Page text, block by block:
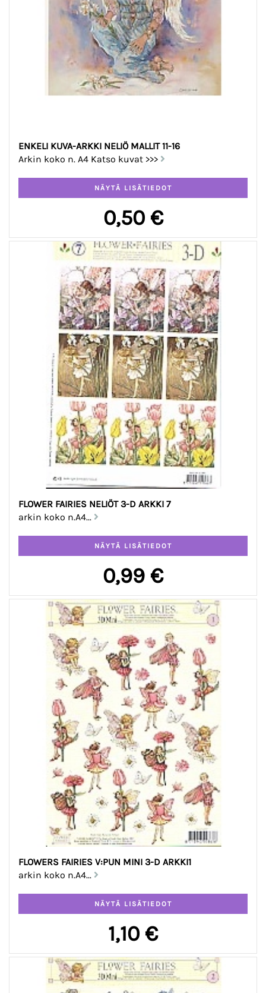
ENKELI KUVA-ARKKI NELIÖ MALLIT 11-16
Arkin koko n. A4 Katso kuvat >>>
0,50 €
FLOWER FAIRIES NELIÖT 3-D ARKKI 7
arkin koko n.A4...
0,99 €
FLOWERS FAIRIES V:PUN MINI 3-D ARKKI1
arkin koko n.A4...
1,10 €